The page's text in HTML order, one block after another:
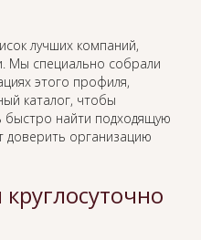
лучших компаний,
Мы специально собрали
этого профиля,
каталог, чтобы
найти подходящую
организацию